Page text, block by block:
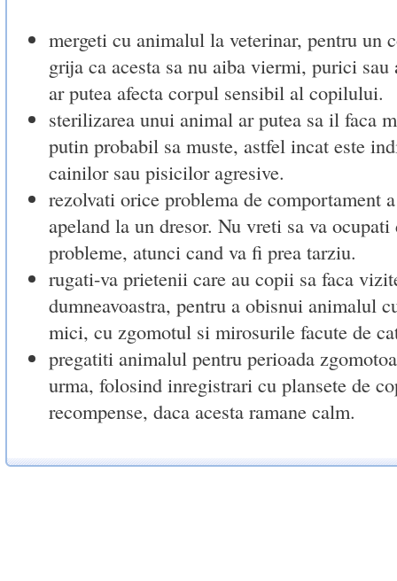
mergeti cu animalul la veterinar, pentru un
grija ca acesta sa nu aiba viermi, purici
ar putea afecta corpul sensibil al copilului.
sterilizarea unui animal ar putea sa il faca
putin probabil sa muste, astfel incat este
cainilor sau pisicilor agresive.
rezolvati orice problema de comportament
apeland la un dresor. Nu vreti sa va ocupati
probleme, atunci cand va fi prea tarziu.
rugati-va prietenii care au copii sa faca
dumneavoastra, pentru a obisnui animalul
mici, cu zgomotul si mirosurile facute de
pregatiti animalul pentru perioada
urma, folosind inregistrari cu plansete de
recompense, daca acesta ramane calm.